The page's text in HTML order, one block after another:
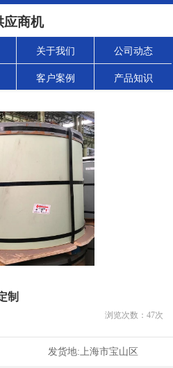
应商机
关于我们 公司动态
客户案例 产品知识
制
浏览次数： 47次
发货地: 上海市宝山区